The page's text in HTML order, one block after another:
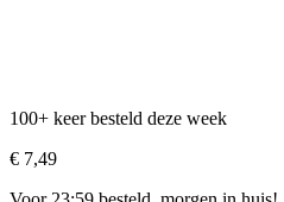
100+ keer besteld deze week
€ 7,49